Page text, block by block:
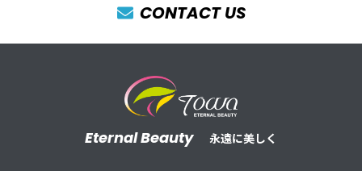
CONTACT US
Eternal Beauty 永遠に美しく